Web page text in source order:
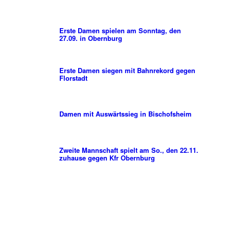
Erste Damen spielen am Sonntag, den
27.09. in Obernburg
Erste Damen siegen mit Bahnrekord gegen
Florstadt
Damen mit Auswärtssieg in Bischofsheim
Zweite Mannschaft spielt am So., den 22.11.
zuhause gegen Kfr Obernburg